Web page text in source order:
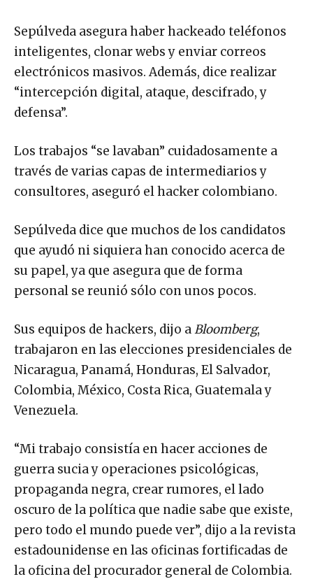
Sepúlveda asegura haber hackeado teléfonos
inteligentes, clonar webs y enviar correos
electrónicos masivos. Además, dice realizar
“intercepción digital, ataque, descifrado, y
defensa”.
Los trabajos “se lavaban” cuidadosamente a
través de varias capas de intermediarios y
consultores, aseguró el hacker colombiano.
Sepúlveda dice que muchos de los candidatos
que ayudó ni siquiera han conocido acerca de
su papel, ya que asegura que de forma
personal se reunió sólo con unos pocos.
Sus equipos de hackers, dijo aBloomberg,
trabajaron en las elecciones presidenciales de
Nicaragua, Panamá, Honduras, El Salvador,
Colombia, México, Costa Rica, Guatemala y
Venezuela.
“Mi trabajo consistía en hacer acciones de
guerra sucia y operaciones psicológicas,
propaganda negra, crear rumores, el lado
oscuro de la política que nadie sabe que existe,
pero todo el mundo puede ver”, dijo a la revista
estadounidense en las oficinas fortificadas de
la oficina del procurador general de Colombia.